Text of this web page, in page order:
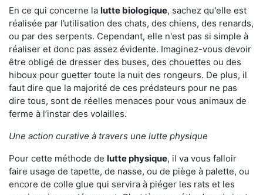
En ce qui concerne la lutte biologique, sachez qu'elle est
réalisée par l’utilisation des chats, des chiens, des renards,
ou par des serpents. Cependant, elle n'est pas si simple à
réaliser et donc pas assez évidente. Imaginez-vous devoir
être obligé de dresser des buses, des chouettes ou des
hiboux pour guetter toute la nuit des rongeurs. De plus, il
faut dire que la majorité de ces prédateurs pour ne pas
dire tous, sont de réelles menaces pour vous animaux de
ferme à l’instar des volailles.
Une action curative à travers une lutte physique
Pour cette méthode de lutte physique, il va vous falloir
faire usage de tapette, de nasse, ou de piège à palette, ou
encore de colle glue qui servira à piéger les rats et les